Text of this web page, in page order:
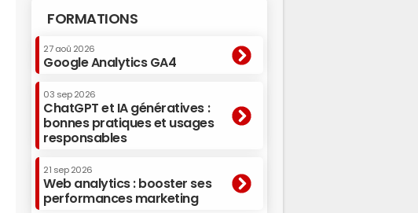
FORMATIONS
27 aoû 2026
Google Analytics GA4
03 sep 2026
ChatGPT et IA génératives :
bonnes pratiques et usages
responsables
21 sep 2026
Web analytics : booster ses
performances marketing